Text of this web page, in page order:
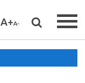
A+A-